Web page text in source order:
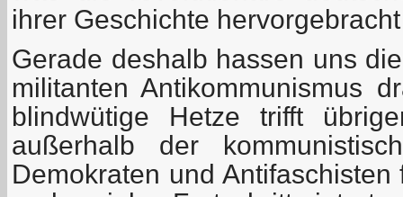
ihrer Geschichte
Gerade deshalb hassen uns
militanten Antikommunismus
blindwütige Hetze trifft
außerhalb der
Demokraten und